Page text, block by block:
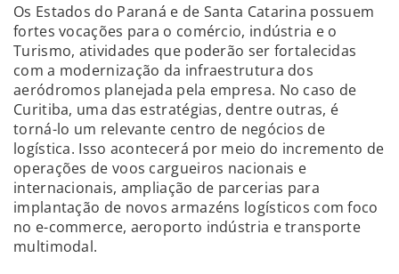
Os Estados do Paraná e de Santa Catarina possuem
fortes vocações para o comércio, indústria e o
Turismo, atividades que poderão ser fortalecidas
com a modernização da infraestrutura dos
aeródromos planejada pela empresa. No caso de
Curitiba, uma das estratégias, dentre outras, é
torná-lo um relevante centro de negócios de
logística. Isso acontecerá por meio do incremento de
operações de voos cargueiros nacionais e
internacionais, ampliação de parcerias para
implantação de novos armazéns logísticos com foco
no e-commerce, aeroporto indústria e transporte
multimodal.